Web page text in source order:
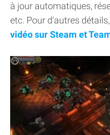
à jour automatiques,
etc. Pour d'autres
vidéo sur Steam et